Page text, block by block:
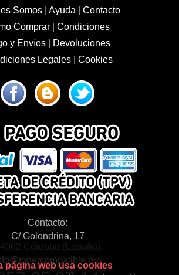
Somos| Ayuda
Contacto
Comprar| Condiciones
y Envíos|
Devoluciones
Legales
Cookies
Contacto:
C/ Golondrina, 17
Córdoba (España)
página web usa cookies